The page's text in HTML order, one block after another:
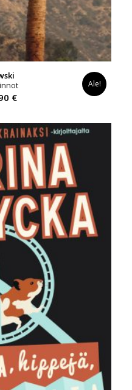
€.
€Nykyinen
on:
9,90 €.
Ale!